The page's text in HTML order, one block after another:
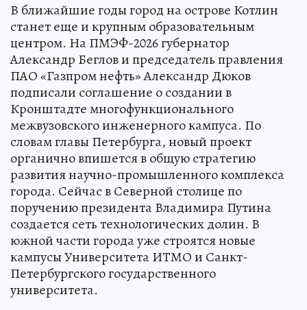
В ближайшие годы город на острове Котлин
станет еще и крупным образовательным
центром. На ПМЭФ-2026 губернатор
Александр Беглов и председатель правления
ПАО «Газпром нефть» Александр Дюков
подписали соглашение о создании в
Кронштадте многофункционального
межвузовского инженерного кампуса. По
словам главы Петербурга, новый проект
органично впишется в общую стратегию
развития научно-промышленного комплекса
города. Сейчас в Северной столице по
поручению президента Владимира Путина
создается сеть технологических долин. В
южной части города уже строятся новые
кампусы Университета ИТМО и Санкт-
Петербургского государственного
университета.